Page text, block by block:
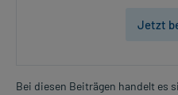
Jetzt
Bei diesen Beiträgen handelt es